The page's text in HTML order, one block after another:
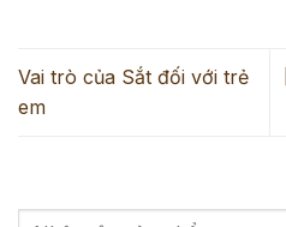
Vai trò của Sắt đối với trẻ
em